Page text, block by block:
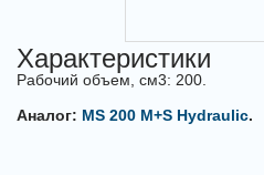
Характеристики
Рабочий объем, см3: 200.
Аналог: MS 200 M+S Hydraulic.